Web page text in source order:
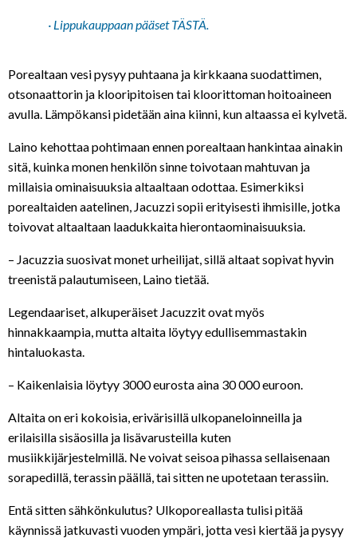
· Lippukauppaan pääsetTÄSTÄ
Porealtaan vesi pysyy puhtaana ja kirkkaana suodattimen,
otsonaattorin ja klooripitoisen tai kloorittoman hoitoaineen
avulla. Lämpökansi pidetään aina kiinni, kun altaassa ei kylvetä.
Laino kehottaa pohtimaan ennen porealtaan hankintaa ainakin
sitä, kuinka monen henkilön sinne toivotaan mahtuvan ja
millaisia ominaisuuksia altaaltaan odottaa. Esimerkiksi
porealtaiden aatelinen, Jacuzzi sopii erityisesti ihmisille, jotka
toivovat altaaltaan laadukkaita hierontaominaisuuksia.
– Jacuzzia suosivat monet urheilijat, sillä altaat sopivat hyvin
treenistä palautumiseen, Laino tietää.
Legendaariset, alkuperäiset Jacuzzit ovat myös
hinnakkaampia, mutta altaita löytyy edullisemmastakin
hintaluokasta.
– Kaikenlaisia löytyy 3000 eurosta aina 30 000 euroon.
Altaita on eri kokoisia, erivärisillä ulkopaneloinneilla ja
erilaisilla sisäosilla ja lisävarusteilla kuten
musiikkijärjestelmillä. Ne voivat seisoa pihassa sellaisenaan
sorapedillä, terassin päällä, tai sitten ne upotetaan terassiin.
Entä sitten sähkönkulutus? Ulkoporeallasta tulisi pitää
käynnissä jatkuvasti vuoden ympäri, jotta vesi kiertää ja pysyy